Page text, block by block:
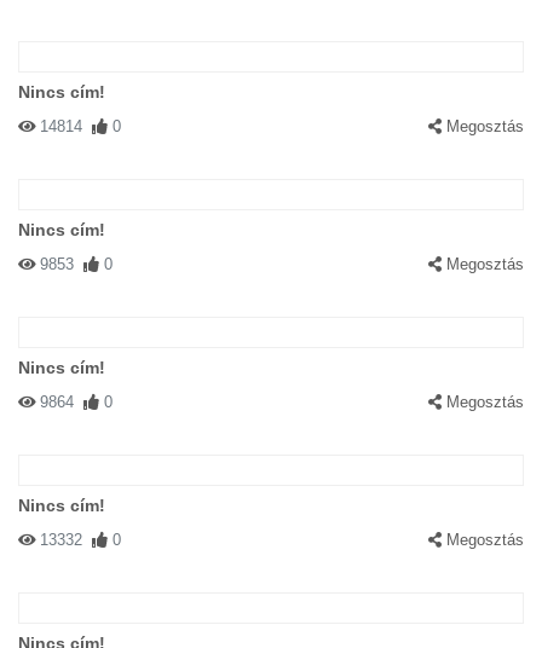
Nincs cím!
14814 0 Megosztás
Nincs cím!
9853 0 Megosztás
Nincs cím!
9864 0 Megosztás
Nincs cím!
13332 0 Megosztás
Nincs cím!